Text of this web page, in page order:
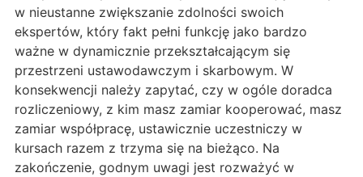
w nieustanne zwiększanie zdolności swoich
ekspertów, który fakt pełni funkcję jako bardzo
ważne w dynamicznie przekształcającym się
przestrzeni ustawodawczym i skarbowym. W
konsekwencji należy zapytać, czy w ogóle doradca
rozliczeniowy, z kim masz zamiar kooperować, masz
zamiar współpracę, ustawicznie uczestniczy w
kursach razem z trzyma się na bieżąco. Na
zakończenie, godnym uwagi jest rozważyć w